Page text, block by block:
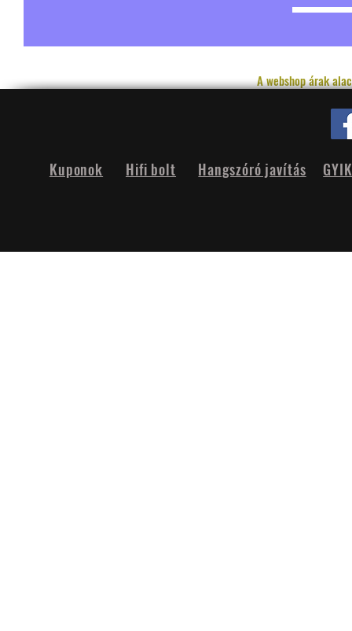
A webshop árak
Hifi bolt
Kuponok Hangszóró javítás GYIK